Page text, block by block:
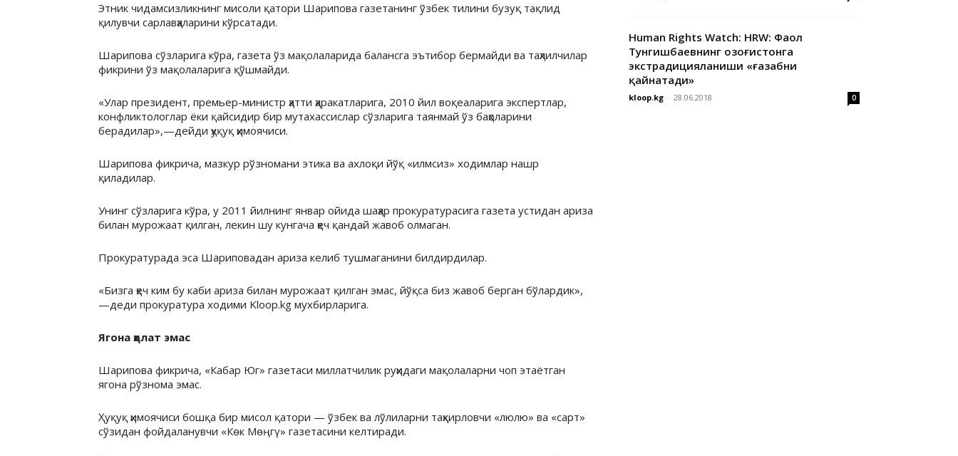
Этник чидамсизликнинг мисоли қатори Шарипова газетанинг ўзбек тилини бузуқ тақлид
қилувчи сарлавҳаларини кўрсатади.
Шарипова сўзларига кўра, газета ўз мақолаларида балансга эътибор бермайди ва таҳлилчилар
фикрини ўз мақолаларига қўшмайди.
«Улар президент, премьер-министр ҳатти ҳаракатларига, 2010 йил воқеаларига экспертлар,
конфликтологлар ёки қайсидир бир мутахассислар сўзларига таянмай ўз баҳоларини
берадилар»,—дейди ҳуқуқ ҳимоячиси.
Шарипова фикрича, мазкур рўзномани этика ва ахлоқи йўқ «илмсиз» ходимлар нашр
қиладилар.
Унинг сўзларига кўра, у 2011 йилнинг январ ойида шаҳар прокуратурасига газета устидан ариза
билан мурожаат қилган, лекин шу кунгача ҳеч қандай жавоб олмаган.
Прокуратурада эса Шариповадан ариза келиб тушмаганини билдирдилар.
«Бизга ҳеч ким бу каби ариза билан мурожаат қилган эмас, йўқса биз жавоб берган бўлардик»,
—деди прокуратура ходими Kloop.kg мухбирларига.
Ягона ҳолат эмас
Шарипова фикрича, «Кабар Юг» газетаси миллатчилик руҳидаги мақолаларни чоп этаётган
ягона рўзнома эмас.
Ҳуқуқ ҳимоячиси бошқа бир мисол қатори — ўзбек ва лўлиларни таҳқирловчи «люлю» ва «сарт»
сўзидан фойдаланувчи «Көк Мөңгү» газетасини келтиради.
Human Rights Watch: HRW: Фаол
Тунгишбаевнинг Қозоғистонга
экстрадицияланиши «ғазабни
қайнатади»
kloop.kg - 28.06.2018 0